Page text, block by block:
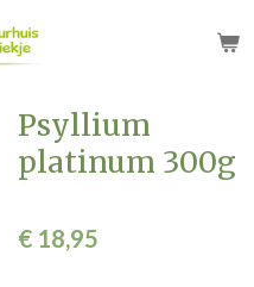
Psyllium
platinum 300g
€ 18,95